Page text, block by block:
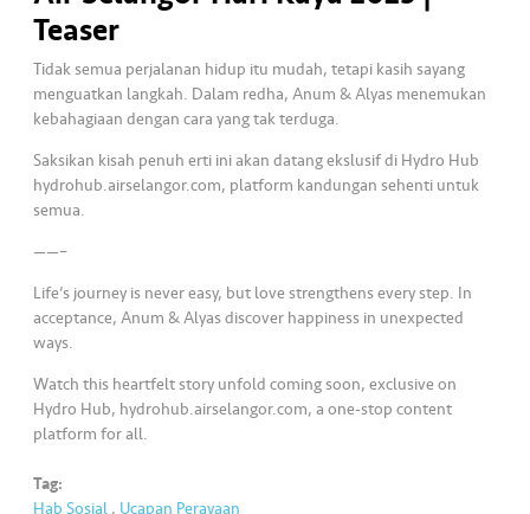
Teaser
Tidak semua perjalanan hidup itu mudah, tetapi kasih sayang
menguatkan langkah. Dalam redha, Anum & Alyas menemukan
kebahagiaan dengan cara yang tak terduga.
Saksikan kisah penuh erti ini akan datang ekslusif di Hydro Hub
hydrohub.airselangor.com, platform kandungan sehenti untuk
semua.
——–
Life’s journey is never easy, but love strengthens every step. In
acceptance, Anum & Alyas discover happiness in unexpected
ways.
Watch this heartfelt story unfold coming soon, exclusive on
Hydro Hub, hydrohub.airselangor.com, a one-stop content
platform for all.
Tag:
Hab Sosial , Ucapan Perayaan
K
o
m
er
si
l
R
k
N
ia
g
a
•••
•••